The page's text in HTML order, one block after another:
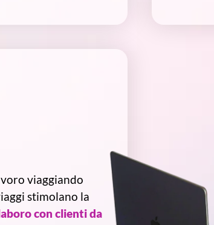
viaggiando
stimolano la
con clienti da